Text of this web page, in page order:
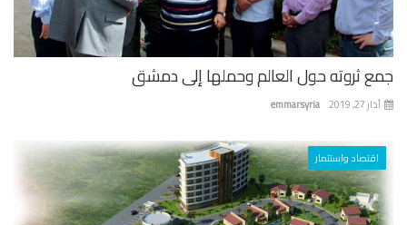
ثروته حول العالم وحملها إلى دمشق
emmarsyria 27, 2019
اقتصاد واستثمار